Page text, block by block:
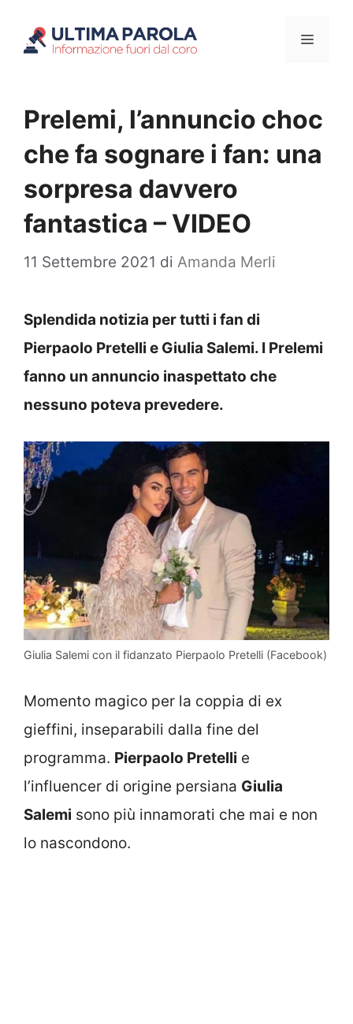
Menu
Prelemi, l’annuncio choc
che fa sognare i fan: una
sorpresa davvero
fantastica – VIDEO
11 Settembre 2021 di Amanda Merli
Splendida notizia per tutti i fan di
Pierpaolo Pretelli e Giulia Salemi. I Prelemi
fanno un annuncio inaspettato che
nessuno poteva prevedere.
Giulia Salemi con il fidanzato Pierpaolo Pretelli (Facebook)
Momento magico per la coppia di ex
gieffini, inseparabili dalla fine del
programma. Pierpaolo Pretelli e
l’influencer di origine persiana Giulia
Salemi sono più innamorati che mai e non
lo nascondono.